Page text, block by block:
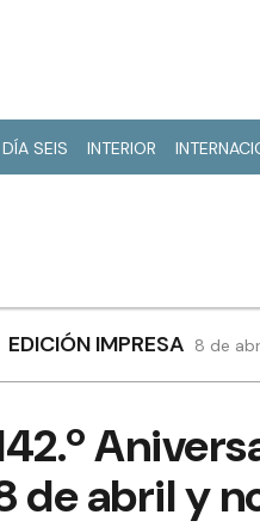
DÍA SEIS INTERIOR
EDICIÓN IMPRESA 8 de
de abril y